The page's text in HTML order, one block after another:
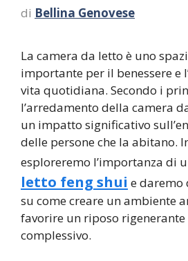
di Bellina Genovese
La camera da letto è uno
importante per il benessere e
vita quotidiana. Secondo i
l’arredamento della camera
un impatto significativo
delle persone che la abitano.
esploreremo l’importanza di
letto feng shui e daremo
su come creare un ambiente
favorire un riposo rigenerante
complessivo.